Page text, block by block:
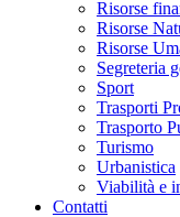
Risorse
Risorse
Risorse
Segreteria
Sport
Trasporti
Trasporto
Turismo
Urbanistica
Viabilità e
Contatti